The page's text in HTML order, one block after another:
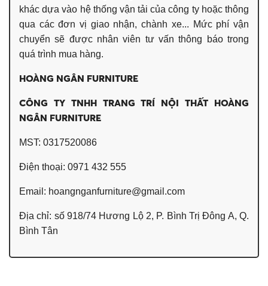
khác dựa vào hệ thống vận tải của công ty hoặc thông
qua các đơn vị giao nhận, chành xe... Mức phí vận
chuyển sẽ được nhân viên tư vấn thông báo trong
quá trình mua hàng.
HOÀNG NGÂN FURNITURE
CÔNG TY TNHH TRANG TRÍ NỘI THẤT HOÀNG
NGÂN FURNITURE
MST: 0317520086
Điện thoại: 0971 432 555
Email: hoangnganfurniture@gmail.com
Địa chỉ: số 918/74 Hương Lộ 2, P. Bình Trị Đông A, Q.
Bình Tân